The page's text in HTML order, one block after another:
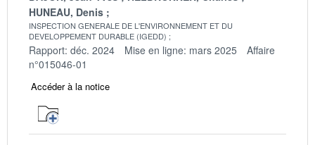
HUNEAU, Denis
INSPECTION GENERALE DE L'ENVIRONNEMENT ET DU
DEVELOPPEMENT DURABLE (IGEDD)
Rapport: déc. 2024 Mise en ligne: mars 2025
Affaire
n°015046-01
Accéder à la notice